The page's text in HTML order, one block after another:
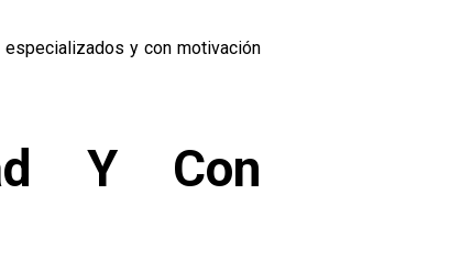
y con motivación
Y Con